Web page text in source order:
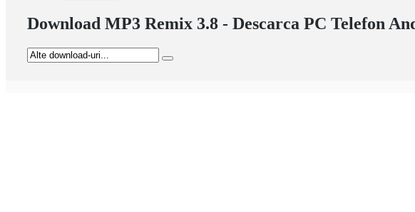
Download MP3 Remix 3.8 - Descarca PC Telefon